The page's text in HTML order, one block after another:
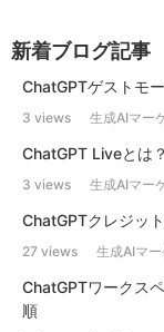
新着ブログ記事
ChatGPTゲストモ
3 views 生成AIマー
ChatGPT Liveとは
3 views 生成AIマー
ChatGPTクレジッ
27 views 生成AIマ
ChatGPTワークス
順